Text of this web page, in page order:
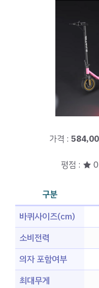
가격 :
평점 : ★
구분
바퀴사이즈(cm)
소비전력
의자 포함여부
최대무게